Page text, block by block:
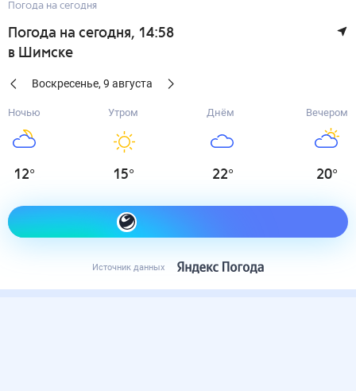
Погода на сегодня
Погода на сегодня, 14:58
в Шимске
Воскресенье, 9 августа
Ночью
12°
Утром
15°
Днём
22°
Вечером
20°
Как одеться сегодня
Источник данных